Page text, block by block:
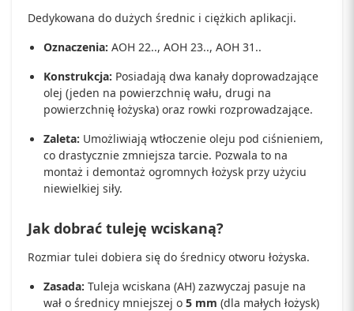
Dedykowana do dużych średnic i ciężkich aplikacji.
Oznaczenia: AOH 22.., AOH 23.., AOH 31..
Konstrukcja: Posiadają dwa kanały doprowadzające
olej (jeden na powierzchnię wału, drugi na
powierzchnię łożyska) oraz rowki rozprowadzające.
Zaleta: Umożliwiają wtłoczenie oleju pod ciśnieniem,
co drastycznie zmniejsza tarcie. Pozwala to na
montaż i demontaż ogromnych łożysk przy użyciu
niewielkiej siły.
Jak dobrać tuleję wciskaną?
Rozmiar tulei dobiera się do średnicy otworu łożyska.
Zasada: Tuleja wciskana (AH) zazwyczaj pasuje na
wał o średnicy mniejszej o 5 mm (dla małych łożysk)